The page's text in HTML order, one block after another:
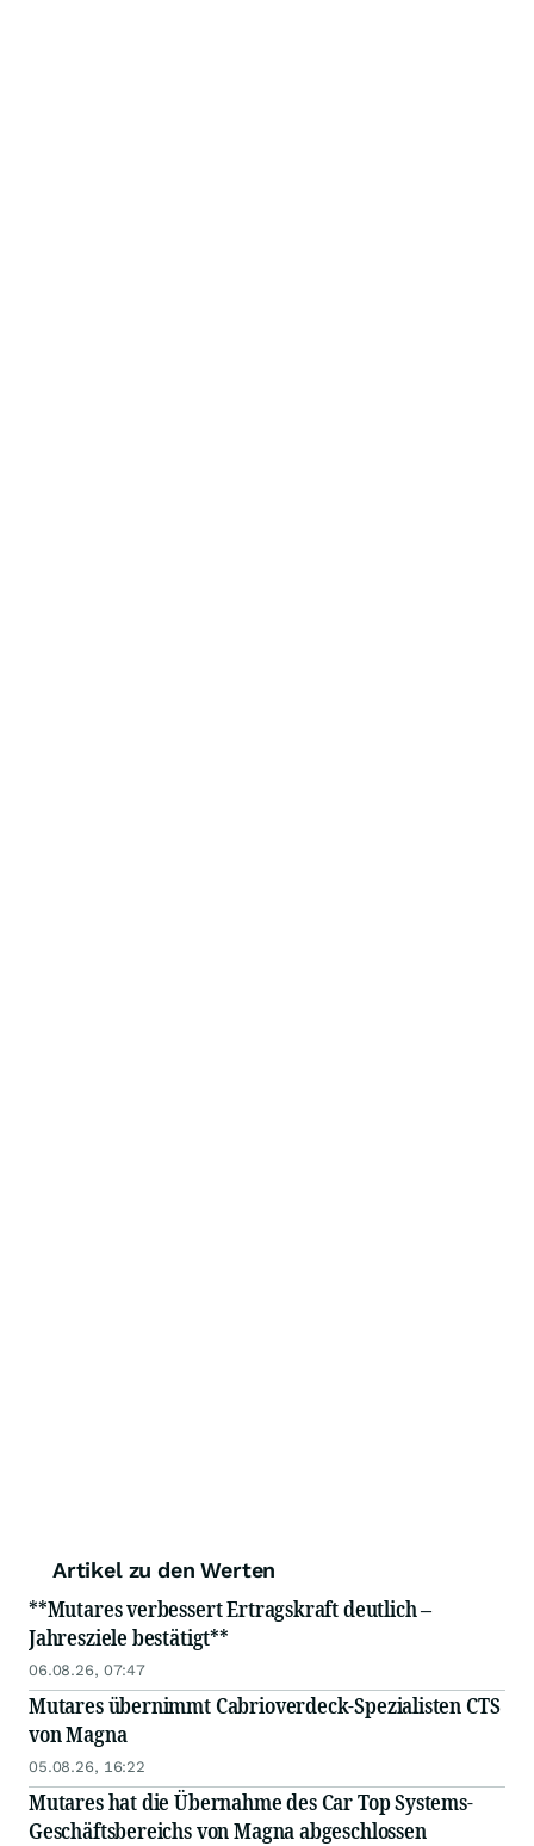
Artikel zu den Werten
**Mutares verbessert Ertragskraft deutlich –
Jahresziele bestätigt**
06.08.26, 07:47
Mutares übernimmt Cabrioverdeck-Spezialisten CTS
von Magna
05.08.26, 16:22
Mutares hat die Übernahme des Car Top Systems-
Geschäftsbereichs von Magna abgeschlossen